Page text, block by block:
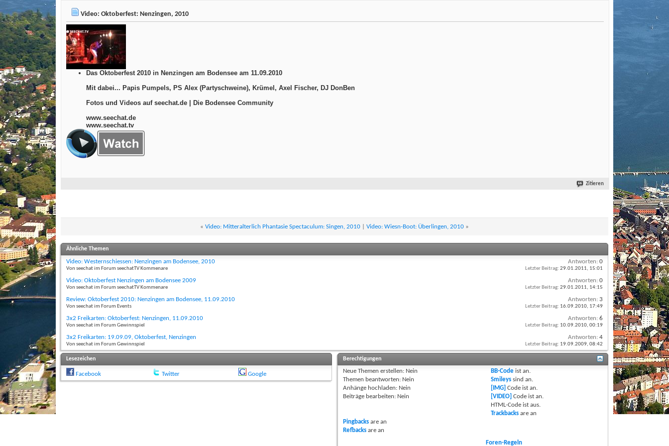
Video: Oktoberfest: Nenzingen, 2010
Das Oktoberfest 2010 in Nenzingen am Bodensee am 11.09.2010
Mit dabei... Papis Pumpels, PS Alex (Partyschweine), Krümel, Axel Fischer, DJ DonBen
Fotos und Videos auf seechat.de | Die Bodensee Community
www.seechat.de
www.seechat.tv
Zitieren
« Video: Mitteralterlich Phantasie Spectaculum: Singen, 2010 Video: Wiesn-Boot: Überlingen, 2010 »
Ähnliche Themen
Video: Westernschiessen: Nenzingen am Bodensee, 2010
Von seechat im Forum seechatTV Kommenare
Antworten: 0
Letzter Beitrag: 29.01.2011, 15:01
Video: Oktoberfest Nenzingen am Bodensee 2009
Von seechat im Forum seechatTV Kommenare
Antworten: 0
Letzter Beitrag: 29.01.2011, 14:15
Review: Oktoberfest 2010: Nenzingen am Bodensee, 11.09.2010
Von seechat im Forum Events
Antworten: 3
Letzter Beitrag: 16.09.2010, 17:49
3x2 Freikarten: Oktoberfest: Nenzingen, 11.09.2010
Von seechat im Forum Gewinnspiel
Antworten: 6
Letzter Beitrag: 10.09.2010, 00:19
3x2 Freikarten: 19.09.09, Oktoberfest, Nenzingen
Von seechat im Forum Gewinnspiel
Antworten: 4
Letzter Beitrag: 19.09.2009, 08:42
Lesezeichen
Facebook Twitter Google
Berechtigungen
Neue Themen erstellen: Nein
Themen beantworten: Nein
Anhänge hochladen: Nein
Beiträge bearbeiten: Nein
BB-Code istan.
Smileys sindan.
[IMG] Code istan.
[VIDEO] Code istan.
HTML-Code istaus.
Trackbacks arean
Pingbacksare an
Refbacksare an
Foren-Regeln